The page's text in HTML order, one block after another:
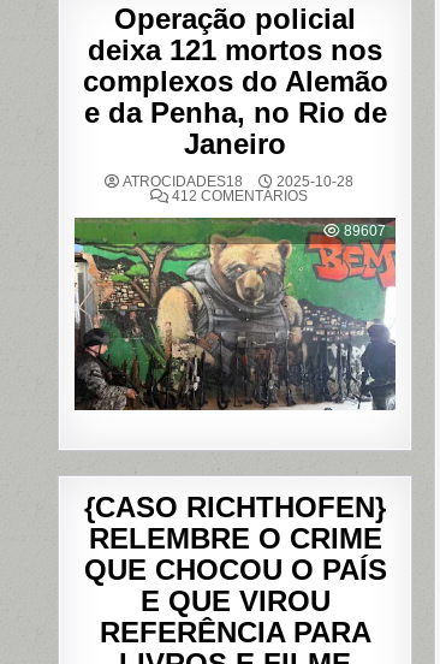
Operação policial
deixa 121 mortos nos
complexos do Alemão
e da Penha, no Rio de
Janeiro
ATROCIDADES18
2025-10-28
412 COMENTÁRIOSEM
POLICIAL
DEIXA
121
MORTOS
NOS
COMPLEXOS
DO
ALEMÃO
E
DA
PENHA,
NO
RIO
DE
89607
{CASO RICHTHOFEN}
RELEMBRE O CRIME
QUE CHOCOU O PAÍS
E QUE VIROU
REFERÊNCIA PARA